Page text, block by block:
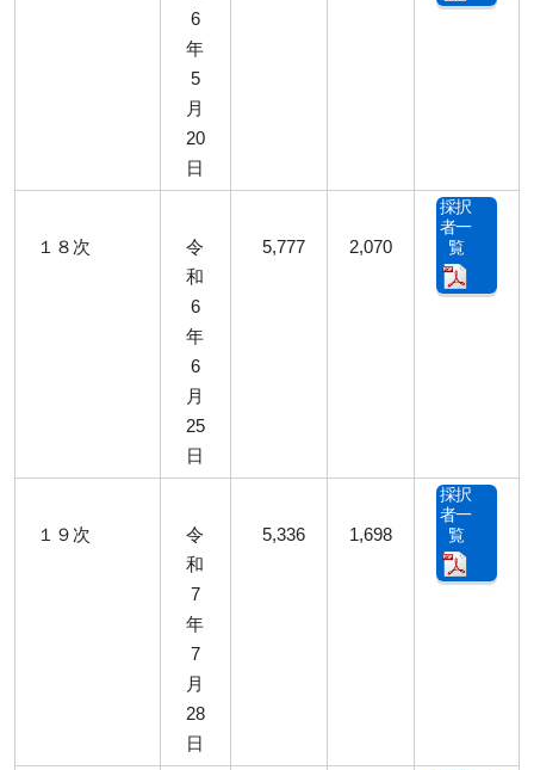
6
年
5
月
20
日
１８次
令
和
6
年
6
月
25
日
5,777 2,070
採択
者一
覧
１９次
令
和
7
年
7
月
28
日
5,336 1,698
採択
者一
覧